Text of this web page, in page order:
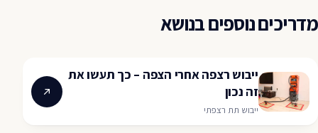
מדריכים נוספים בנושא
ייבוש רצפה אחרי הצפה – כך תעשו את
זה נכון
ייבוש תת רצפתי